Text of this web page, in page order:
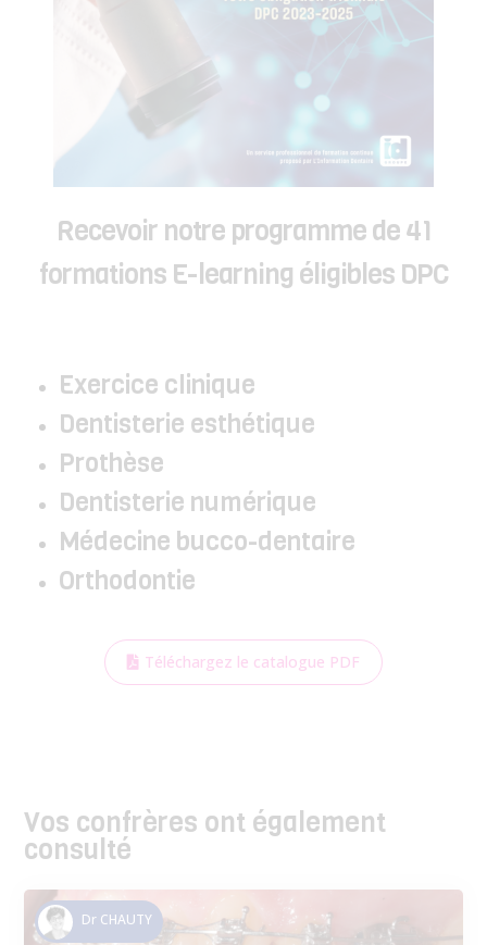
Recevoir notre programme de 41
formations E-learning éligibles DPC
Exercice clinique
Dentisterie esthétique
Prothèse
Dentisterie numérique
Médecine bucco-dentaire
Orthodontie
Téléchargez le catalogue PDF
Vos confrères ont également
consulté
Dr CHAUTY